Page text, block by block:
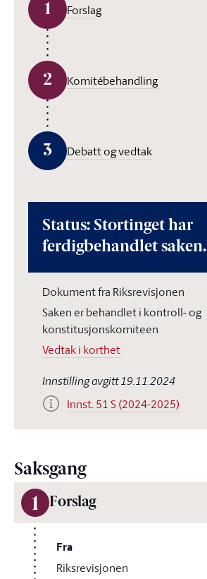
1 Forslag
2 Komitébehandling
3 Debatt og vedtak
Status: Stortinget har
ferdigbehandlet saken.
Dokument fra Riksrevisjonen
Saken er behandlet i kontroll- og
konstitusjonskomiteen
Vedtak i korthet
Innstilling avgitt 19.11.2024
Innst. 51 S (2024-2025)
Saksgang
1 Forslag
Fra
Riksrevisjonen